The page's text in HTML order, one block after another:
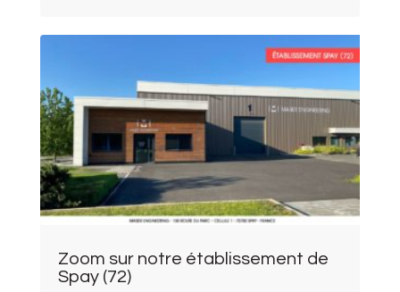
Zoom sur notre établissement de
Spay (72)